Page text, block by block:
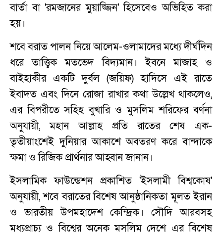
বার্তা বা 'রমজানের মুয়াজ্জিন' হিসেবেও অভিহিত করা
হয়।
শবে বরাত পালন নিয়ে আলেম-ওলামাদের মধ্যে দীর্ঘদিন
ধরে তাত্ত্বিক মতভেদ বিদ্যমান। ইবনে মাজাহ ও
বাইহাকীর একটি দুর্বল (জয়িফ) হাদিসে এই রাতে
ইবাদত এবং দিনে রোজা রাখার কথা উল্লেখ থাকলেও,
এর বিপরীতে সহিহ বুখারি ও মুসলিম শরিফের বর্ণনা
অনুযায়ী, মহান আল্লাহ প্রতি রাতের শেষ এক-
তৃতীয়াংশেই দুনিয়ার আকাশে অবতরণ করে বান্দাকে
ক্ষমা ও রিজিক প্রার্থনার আহ্বান জানান।
ইসলামিক ফাউন্ডেশন প্রকাশিত 'ইসলামী বিশ্বকোষ'
অনুযায়ী, শবে বরাতের বিশেষ আনুষ্ঠানিকতা মূলত ইরান
ও ভারতীয় উপমহাদেশ কেন্দ্রিক। সৌদি আরবসহ
মধ্যপ্রাচ্য ও বিশ্বের অনেক মুসলিম দেশে এর বিশেষ